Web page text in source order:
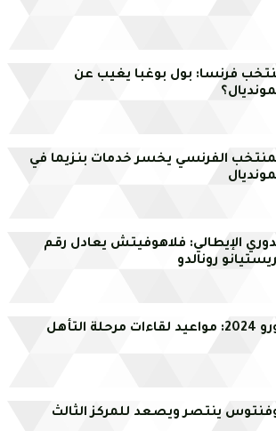
فرنسا: بول بوغبا يغيب عن
الفرنسي يخسر خدمات بنزيما في
الإيطالي: فلاهوفيتش يعادل رقم
رونالدو
لقاءات مرحلة التأهل
ينتصر ويصعد للمركز الثالث